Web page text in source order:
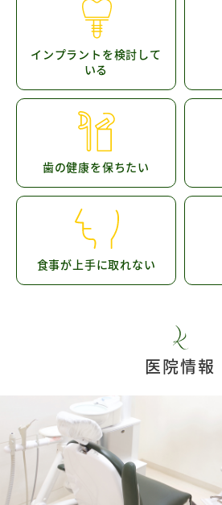
インプラントを検討して
いる
歯の健康を保ちたい
食事が上手に取れない
医院情報